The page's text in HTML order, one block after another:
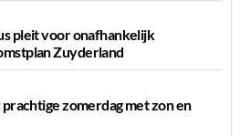
pleit voor onafhankelijk
Zuyderland
zomerdag met zon en